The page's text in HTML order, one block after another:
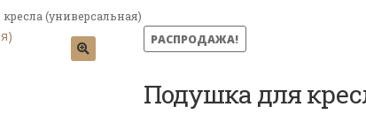
(универсальная)
РАСПРОДАЖА!
Подушка для